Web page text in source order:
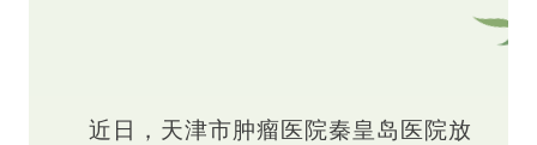
近日，天津市肿瘤医院秦皇岛医院放